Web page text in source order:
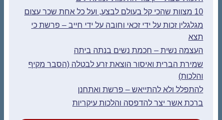
10 מצוות שהכי קל בעולם לבצע, ועל כל אחת שכר עצום
מגלגלין זכות על ידי זכאי וחובה על ידי חייב – פרשת כי
תצא
העצמה נשית – חכמת נשים בנתה ביתה
שמירת הברית ואיסור הוצאת זרע לבטלה (הסבר מקיף
והלכות)
להתפלל ולא להתייאש – פרשת ואתחנן
ברכת אשר יצר להדפסה והלכות עיקריות